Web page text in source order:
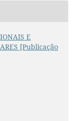
E
[Publicação